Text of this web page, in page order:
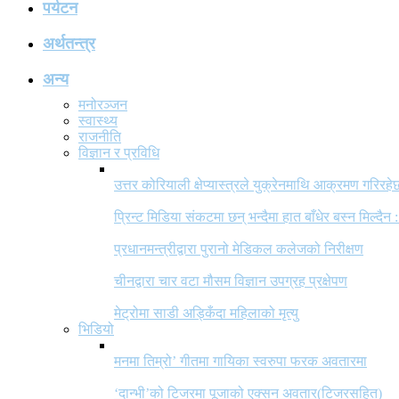
पर्यटन
अर्थतन्त्र
अन्य
मनोरञ्जन
स्वास्थ्य
राजनीति
विज्ञान र प्रविधि
उत्तर कोरियाली क्षेप्यास्त्रले युक्रेनमाथि आक्रमण
प्रिन्ट मिडिया संकटमा छन् भन्दैमा हात बाँधेर बस्न मिल्दैन
प्रधानमन्त्रीद्वारा पुरानो मेडिकल कलेजको निरीक्षण
चीनद्वारा चार वटा मौसम विज्ञान उपग्रह प्रक्षेपण
मेट्रोमा साडी अड्किँदा महिलाको मृत्यु
भिडियो
मनमा तिम्रो’ गीतमा गायिका स्वरुपा फरक अवतारमा
‘दान्भी’को टिजरमा पूजाको एक्सन अवतार(टिजरसहित)